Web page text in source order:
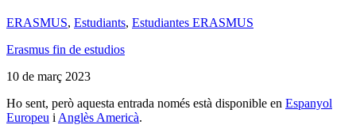
ERASMUS, Estudiants, Estudiantes ERASMUS
Erasmus fin de estudios
10 de març 2023
Ho sent, però aquesta entrada només està disponible en Espanyol
Europeu i Anglès Americà.